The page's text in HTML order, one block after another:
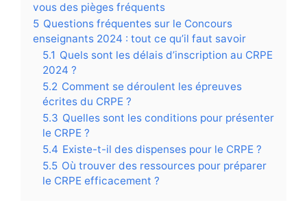
vous des pièges fréquents
5 Questions fréquentes sur le Concours
enseignants 2024 : tout ce qu’il faut savoir
5.1 Quels sont les délais d’inscription au CRPE
2024 ?
5.2 Comment se déroulent les épreuves
écrites du CRPE ?
5.3 Quelles sont les conditions pour présenter
le CRPE ?
5.4 Existe-t-il des dispenses pour le CRPE ?
5.5 Où trouver des ressources pour préparer
le CRPE efficacement ?